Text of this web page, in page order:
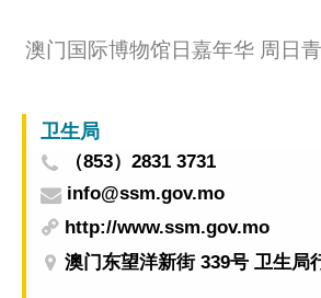
澳门国际博物馆日嘉年华 周日
卫生局
（853）2831 3731
info@ssm.gov.mo
http://www.ssm.gov.mo
澳门东望洋新街 339号 卫生局